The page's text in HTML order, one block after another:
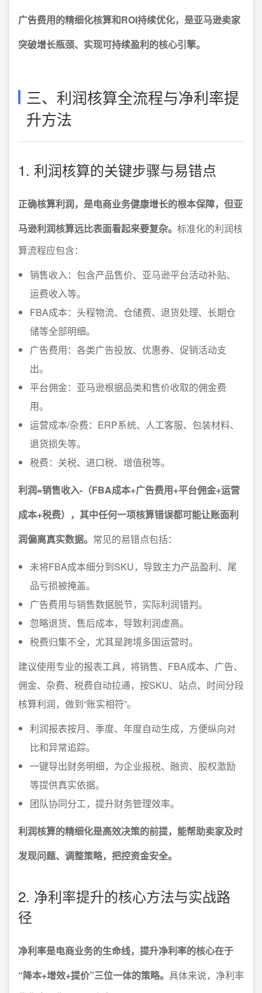
广告费用的精细化核算和ROI持续优化，是亚马逊卖家
突破增长瓶颈、实现可持续盈利的核心引擎。
三、利润核算全流程与净利率提
升方法
1. 利润核算的关键步骤与易错点
正确核算利润，是电商业务健康增长的根本保障，但亚
马逊利润核算远比表面看起来要复杂。 标准化的利润核
算流程应包含：
销售收入：包含产品售价、亚马逊平台活动补贴、
运费收入等。
FBA成本：头程物流、仓储费、退货处理、长期仓
储等全部明细。
广告费用：各类广告投放、优惠券、促销活动支
出。
平台佣金：亚马逊根据品类和售价收取的佣金费
用。
运营成本/杂费：ERP系统、人工客服、包装材料、
退货损失等。
税费：关税、进口税、增值税等。
利润=销售收入-（FBA成本+广告费用+平台佣金+运营
成本+税费），其中任何一项核算错误都可能让账面利
润偏离真实数据。 常见的易错点包括：
未将FBA成本细分到SKU，导致主力产品盈利、尾
品亏损被掩盖。
广告费用与销售数据脱节，实际利润错判。
忽略退货、售后成本，导致利润虚高。
税费归集不全，尤其是跨境多国运营时。
建议使用专业的报表工具，将销售、FBA成本、广告、
佣金、杂费、税费自动拉通，按SKU、站点、时间分段
核算利润，做到“账实相符”。
利润报表按月、季度、年度自动生成，方便纵向对
比和异常追踪。
一键导出财务明细，为企业报税、融资、股权激励
等提供真实依据。
团队协同分工，提升财务管理效率。
利润核算的精细化是高效决策的前提，能帮助卖家及时
发现问题、调整策略，把控资金安全。
2. 净利率提升的核心方法与实战路
径
净利率是电商业务的生命线，提升净利率的核心在于
“降本+增效+提价”三位一体的策略。 具体来说，净利率